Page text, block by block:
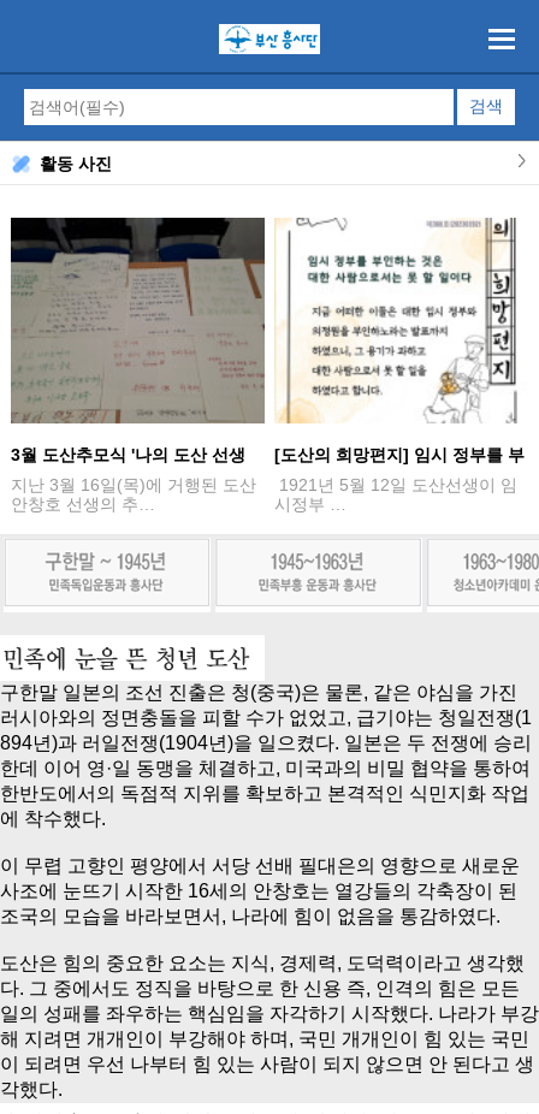
활동 사진
3월 도산추모식 '나의 도산 선생
님'
지난 3월 16일(목)에 거행된 도산
안창호 선생의 추…
[도산의 희망편지] 임시 정부를 부
인하는 것은…
1921년 5월 12일 도산선생이 임
시정부 …
구한말 일본의 조선 진출은 청(중국)은 물론, 같은 야심을 가진
러시아와의 정면충돌을 피할 수가 없었고, 급기야는 청일전쟁(1
894년)과 러일전쟁(1904년)을 일으켰다. 일본은 두 전쟁에 승리
한데 이어 영·일 동맹을 체결하고, 미국과의 비밀 협약을 통하여
한반도에서의 독점적 지위를 확보하고 본격적인 식민지화 작업
에 착수했다.
이 무렵 고향인 평양에서 서당 선배 필대은의 영향으로 새로운
사조에 눈뜨기 시작한 16세의 안창호는 열강들의 각축장이 된
조국의 모습을 바라보면서, 나라에 힘이 없음을 통감하였다.
도산은 힘의 중요한 요소는 지식, 경제력, 도덕력이라고 생각했
다. 그 중에서도 정직을 바탕으로 한 신용 즉, 인격의 힘은 모든
일의 성패를 좌우하는 핵심임을 자각하기 시작했다. 나라가 부강
해 지려면 개개인이 부강해야 하며, 국민 개개인이 힘 있는 국민
이 되려면 우선 나부터 힘 있는 사람이 되지 않으면 안 된다고 생
각했다.